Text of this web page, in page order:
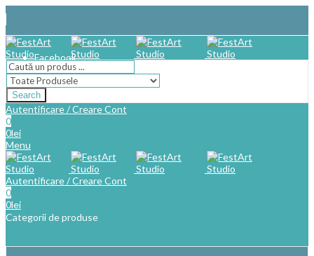
Facebook
Search
Autentificare / Creare Cont
0
0lei
Menu
Autentificare / Creare Cont
0
0lei
Categorii de produse